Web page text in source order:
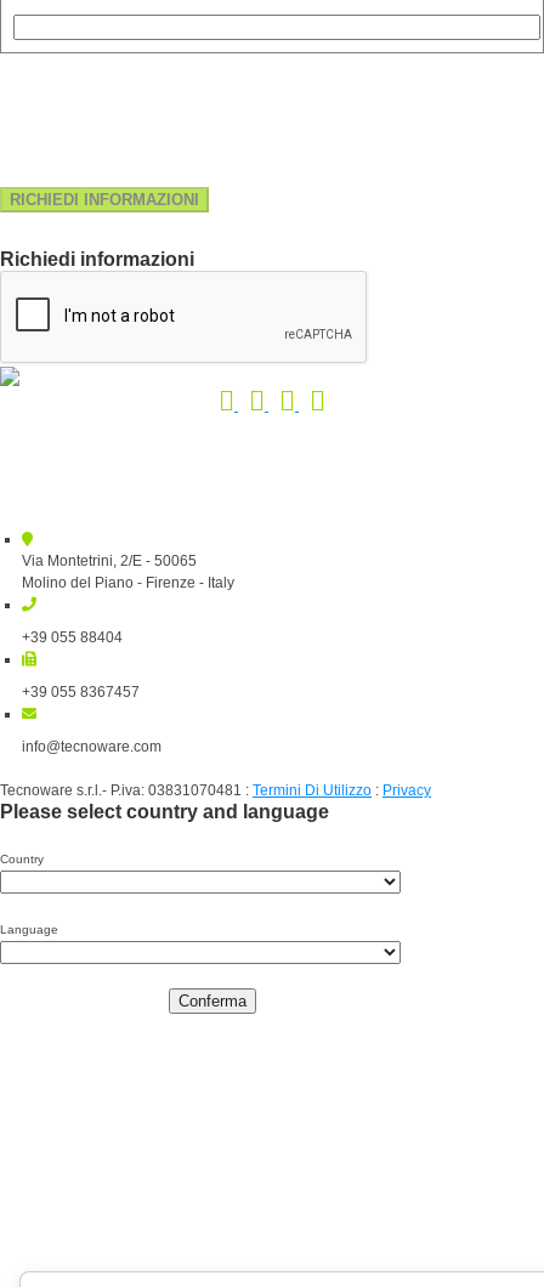
RICHIEDI INFORMAZIONI
Richiedi informazioni
Via Montetrini, 2/E - 50065
Molino del Piano - Firenze - Italy
+39 055 88404
+39 055 8367457
info@tecnoware.com
Tecnoware s.r.l.- P.iva: 03831070481 : Termini Di Utilizzo : Privacy
Please select country and language
Country
Language
Conferma